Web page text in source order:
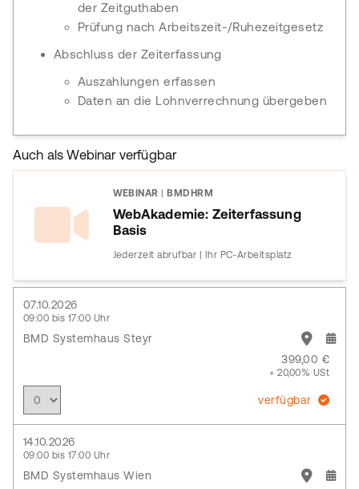
der Zeitguthaben
Prüfung nach Arbeitszeit-/Ruhezeitgesetz
Abschluss der Zeiterfassung
Auszahlungen erfassen
Daten an die Lohnverrechnung übergeben
Auch als Webinar verfügbar
WEBINAR BMDHRM
WebAkademie: Zeiterfassung
Basis
Jederzeit abrufbar | Ihr PC-Arbeitsplatz
07.10.2026
09:00 bis 17:00 Uhr
BMD Systemhaus Steyr
399,00 €
+ 20,00% USt
verfügbar
14.10.2026
09:00 bis 17:00 Uhr
BMD Systemhaus Wien